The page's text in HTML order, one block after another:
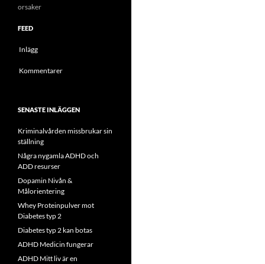
orsaker
FEED
Inlägg
Kommentarer
SENASTE INLÄGGEN
Kriminalvården missbrukar sin
ställning
Några nygamla ADHD och
ADD resurser
Dopamin Nivån &
Målorientering
Whey Proteinpulver mot
Diabetes typ 2
Diabetes typ 2 kan botas
ADHD Medicin fungerar
ADHD Mitt liv är en